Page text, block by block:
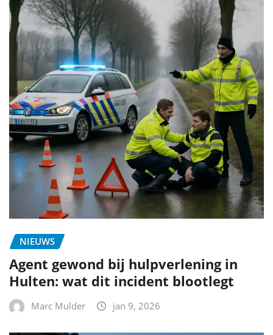
NIEUWS
Agent gewond bij hulpverlening in
Hulten: wat dit incident blootlegt
Marc Mulder jan 9, 2026